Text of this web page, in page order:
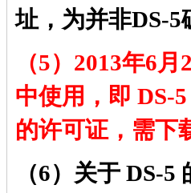
址，为并非DS-5
（5）2013年6
中使用，即 DS-
的许可证，需下
（6）关于 DS-